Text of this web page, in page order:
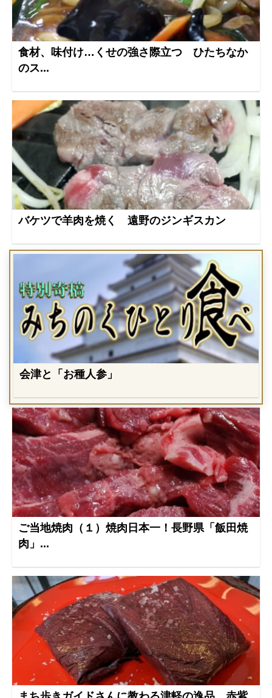
食材、味付け…くせの強さ際立つ ひたちなか
のス...
バケツで羊肉を焼く 遠野のジンギスカン
会津と「お種人参」
ご当地焼肉（１）焼肉日本一！長野県「飯田焼
肉」...